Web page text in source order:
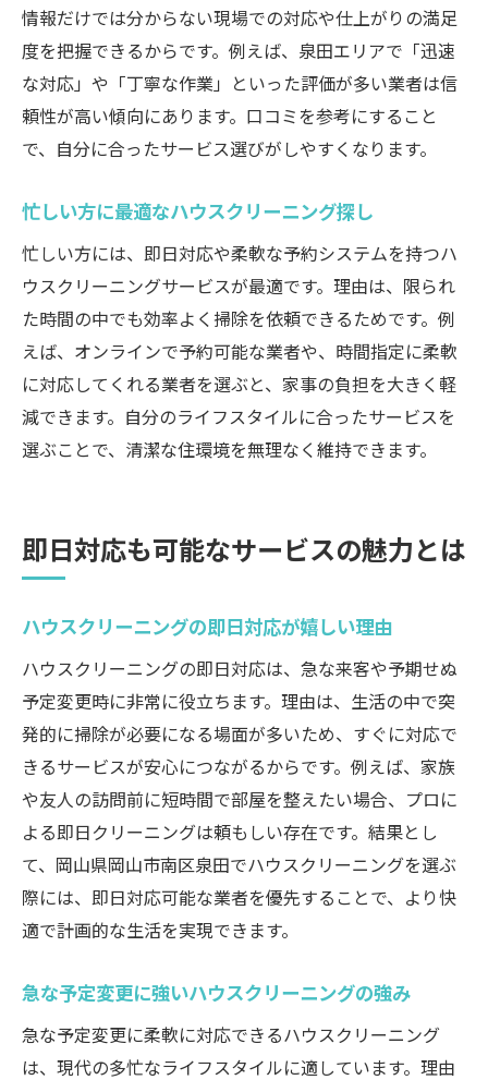
情報だけでは分からない現場での対応や仕上がりの満足
度を把握できるからです。例えば、泉田エリアで「迅速
な対応」や「丁寧な作業」といった評価が多い業者は信
頼性が高い傾向にあります。口コミを参考にすること
で、自分に合ったサービス選びがしやすくなります。
忙しい方に最適なハウスクリーニング探し
忙しい方には、即日対応や柔軟な予約システムを持つハ
ウスクリーニングサービスが最適です。理由は、限られ
た時間の中でも効率よく掃除を依頼できるためです。例
えば、オンラインで予約可能な業者や、時間指定に柔軟
に対応してくれる業者を選ぶと、家事の負担を大きく軽
減できます。自分のライフスタイルに合ったサービスを
選ぶことで、清潔な住環境を無理なく維持できます。
即日対応も可能なサービスの魅力とは
ハウスクリーニングの即日対応が嬉しい理由
ハウスクリーニングの即日対応は、急な来客や予期せぬ
予定変更時に非常に役立ちます。理由は、生活の中で突
発的に掃除が必要になる場面が多いため、すぐに対応で
きるサービスが安心につながるからです。例えば、家族
や友人の訪問前に短時間で部屋を整えたい場合、プロに
よる即日クリーニングは頼もしい存在です。結果とし
て、岡山県岡山市南区泉田でハウスクリーニングを選ぶ
際には、即日対応可能な業者を優先することで、より快
適で計画的な生活を実現できます。
急な予定変更に強いハウスクリーニングの強み
急な予定変更に柔軟に対応できるハウスクリーニング
は、現代の多忙なライフスタイルに適しています。理由